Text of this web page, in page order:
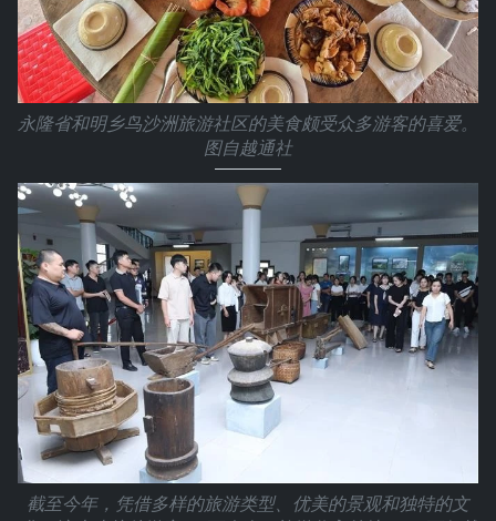
永隆省和明乡鸟沙洲旅游社区的美食颇受众多游客的喜爱。
图自越通社
截至今年，凭借多样的旅游类型、优美的景观和独特的文